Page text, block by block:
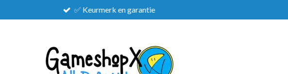
✅ Keurmerk en garantie